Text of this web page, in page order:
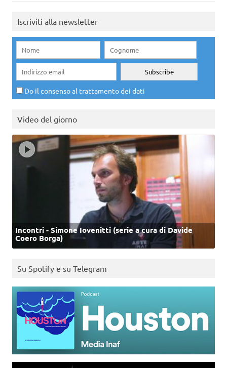
Iscriviti alla newsletter
Do il consenso al trattamento dei dati
Video del giorno
Incontri - Simone Iovenitti (serie a cura di Davide
Coero Borga)
Su Spotify e su Telegram